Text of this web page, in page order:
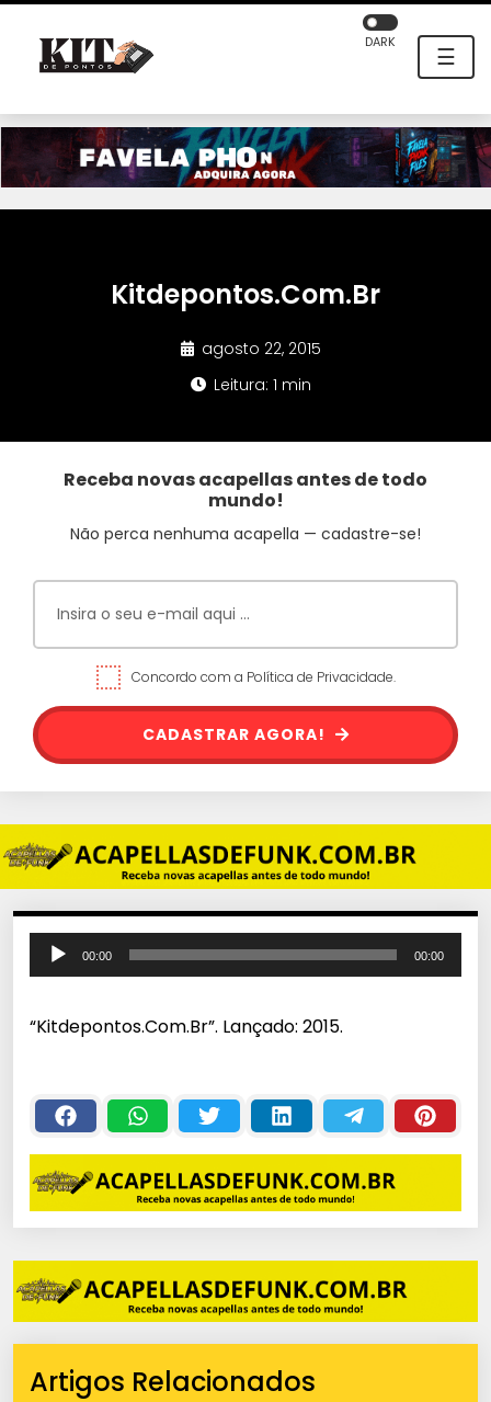
☰
DARK
Kitdepontos.Com.Br
agosto 22, 2015
Leitura: 1 min
Receba novas acapellas antes de todo
mundo!
Não perca nenhuma acapella — cadastre-se!
Concordo com a Política de Privacidade.
CADASTRAR AGORA!
o
a
o
r
d
e
á
i
00:00 00:00
“Kitdepontos.Com.Br”. Lançado: 2015.
Artigos Relacionados